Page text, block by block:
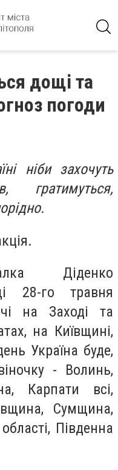
дощі та
погоди
ніби захочуть
гратимуться,
Діденко
28-го травня
на Заході та
на Київщині,
Україна буде,
- Волинь,
Карпати всі,
Сумщина,
Південна